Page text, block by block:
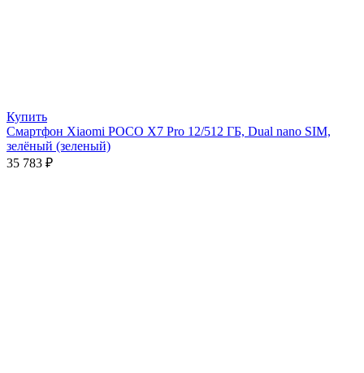
Купить
Смартфон Xiaomi POCO X7 Pro 12/512 ГБ, Dual nano SIM,
зелёный (зеленый)
35 783 ₽